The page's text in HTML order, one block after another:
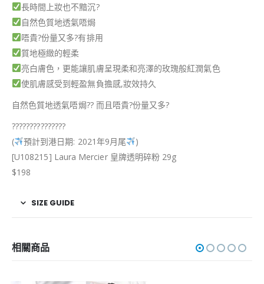
長時間上妝也不黯沉?
自然色質地透氣唔焗
唔貴?份量又多?有排用
質地極緻的輕柔
亮白膚色，更能讓肌膚呈現柔和亮澤的玫瑰般紅潤氣色
使肌膚感受到輕盈無負擔感,妝效持久
自然色質地透氣唔焗?? 而且唔貴?份量又多?
???????????????
(
預計到港日期: 2021年9月尾
)
[U108215] Laura Mercier 皇牌透明碎粉 29g
$198
SIZE GUIDE
相關商品